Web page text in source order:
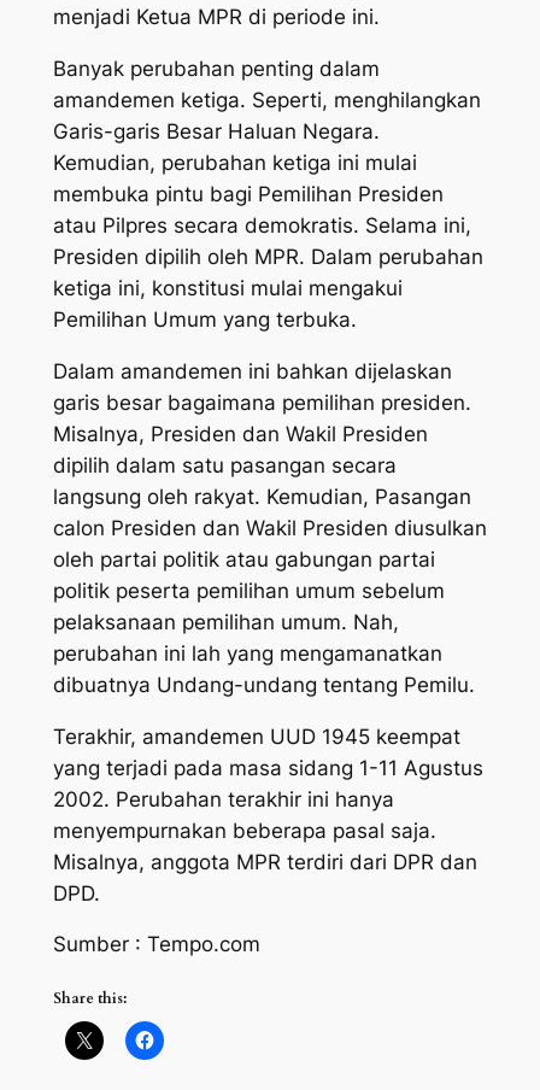
menjadi Ketua MPR di periode ini.
Banyak perubahan penting dalam
amandemen ketiga. Seperti, menghilangkan
Garis-garis Besar Haluan Negara.
Kemudian, perubahan ketiga ini mulai
membuka pintu bagi Pemilihan Presiden
atau Pilpres secara demokratis. Selama ini,
Presiden dipilih oleh MPR. Dalam perubahan
ketiga ini, konstitusi mulai mengakui
Pemilihan Umum yang terbuka.
Dalam amandemen ini bahkan dijelaskan
garis besar bagaimana pemilihan presiden.
Misalnya, Presiden dan Wakil Presiden
dipilih dalam satu pasangan secara
langsung oleh rakyat. Kemudian, Pasangan
calon Presiden dan Wakil Presiden diusulkan
oleh partai politik atau gabungan partai
politik peserta pemilihan umum sebelum
pelaksanaan pemilihan umum. Nah,
perubahan ini lah yang mengamanatkan
dibuatnya Undang-undang tentang Pemilu.
Terakhir, amandemen UUD 1945 keempat
yang terjadi pada masa sidang 1-11 Agustus
2002. Perubahan terakhir ini hanya
menyempurnakan beberapa pasal saja.
Misalnya, anggota MPR terdiri dari DPR dan
DPD.
Sumber : Tempo.com
Share this: